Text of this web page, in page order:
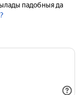
падобныя да